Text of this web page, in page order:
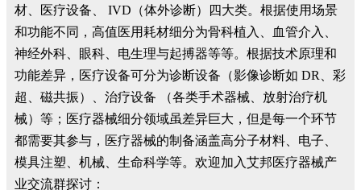
材、医疗设备、 IVD（体外诊断）四大类。根据使用场景
和功能不同，高值医用耗材细分为骨科植入、血管介入、
神经外科、眼科、电生理与起搏器等等。根据技术原理和
功能差异，医疗设备可分为诊断设备（影像诊断如 DR、彩
超、磁共振）、治疗设备 （各类手术器械、放射治疗机
械）等；医疗器械细分领域虽差异巨大，但是每一个环节
都需要其参与，医疗器械的制备涵盖高分子材料、电子、
模具注塑、机械、生命科学等。欢迎加入艾邦医疗器械产
业交流群探讨：